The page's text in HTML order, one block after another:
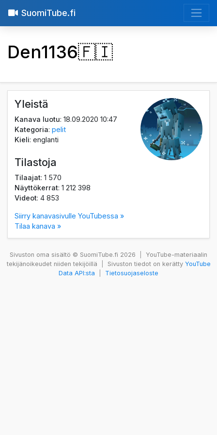
SuomiTube.fi
Den1136🇫🇮
Yleistä
Kanava luotu: 18.09.2020 10:47
Kategoria:pelit
Kieli: englanti
Tilastoja
Tilaajat: 1 570
Näyttökerrat: 1 212 398
Videot: 4 853
Siirry kanavasivulle YouTubessa »
Tilaa kanava »
Sivuston oma sisältö © SuomiTube.fi 2026
YouTube-materiaalin
tekijänoikeudet niiden tekijöillä
Sivuston tiedot on kerätty YouTube
Data API:sta
Tietosuojaseloste